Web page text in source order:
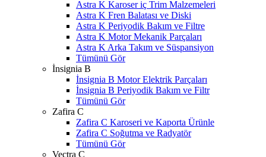
Astra K Karoser iç Trim Malzemeleri
Astra K Fren Balatası ve Diski
Astra K Periyodik Bakım ve Filtre
Astra K Motor Mekanik Parçaları
Astra K Arka Takım ve Süspansiyon
Tümünü Gör
İnsignia B
İnsignia B Motor Elektrik Parçaları
İnsignia B Periyodik Bakım ve Filtr
Tümünü Gör
Zafira C
Zafira C Karoseri ve Kaporta Ürünle
Zafira C Soğutma ve Radyatör
Tümünü Gör
Vectra C